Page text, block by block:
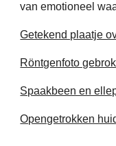
van emotioneel
Getekend plaatje
Röntgenfoto
Spaakbeen en
Opengetrokken